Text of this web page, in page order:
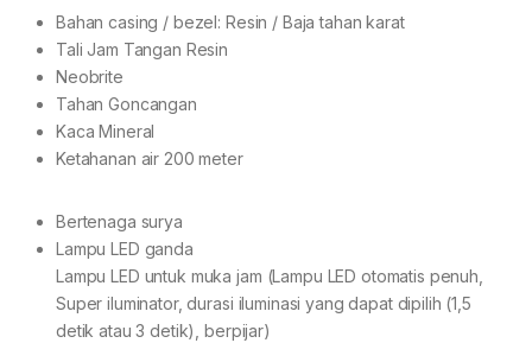
Bahan casing / bezel: Resin / Baja tahan karat
Tali Jam Tangan Resin
Neobrite
Tahan Goncangan
Kaca Mineral
Ketahanan air 200 meter
Bertenaga surya
Lampu LED ganda
Lampu LED untuk muka jam (Lampu LED otomatis penuh,
Super iluminator, durasi iluminasi yang dapat dipilih (1,5
detik atau 3 detik), berpijar)